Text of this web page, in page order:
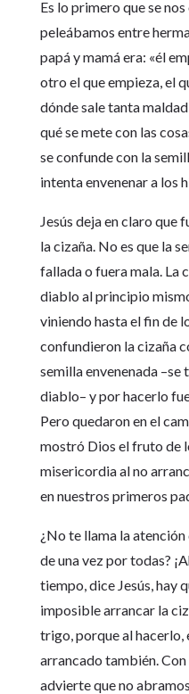
Es lo primero que se
peleábamos entre
papá y mamá era: «él
otro el que empieza, el
dónde sale tanta
qué se mete con las
se confunde con la
intenta envenenar a los
Jesús deja en claro que
la cizaña. No es que la
fallada o fuera mala. La
diablo al principio
viniendo hasta el fin de
confundieron la cizaña
semilla envenenada
diablo– y por hacerlo
Pero quedaron en el
mostró Dios el fruto de
misericordia al no
en nuestros primeros
¿No te llama la
de una vez por todas?
tiempo, dice Jesús, hay
imposible arrancar la
trigo, porque al
arrancado también. Con
advierte que no